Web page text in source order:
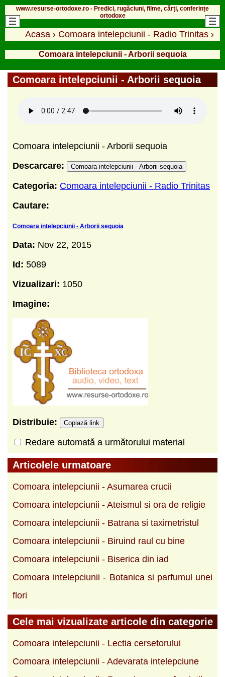
www.resurse-ortodoxe.ro - Predici, rugăciuni, filme, cărți, conferințe
ortodoxe
Acasa › Comoara intelepciunii - Radio Trinitas ›
Comoara intelepciunii - Arborii sequoia
Comoara intelepciunii - Arborii sequoia
Comoara intelepciunii - Arborii sequoia
Descarcare:
Comoara intelepciunii - Arborii sequoia
Categoria: Comoara intelepciunii - Radio Trinitas
Cautare:
Comoara intelepciunii - Arborii sequoia
Data: Nov 22, 2015
Id: 5089
Vizualizari: 1050
Imagine:
Distribuie: Copiază link
Redare automată a următorului material
Articolele urmatoare
Comoara intelepciunii - Asumarea crucii
Comoara intelepciunii - Ateismul si ora de religie
Comoara intelepciunii - Batrana si taximetristul
Comoara intelepciunii - Biruind raul cu bine
Comoara intelepciunii - Biserica din iad
Comoara intelepciunii - Botanica si parfumul unei
flori
Cele mai vizualizate articole din categorie
Comoara intelepciunii - Lectia cersetorului
Comoara intelepciunii - Adevarata intelepciune